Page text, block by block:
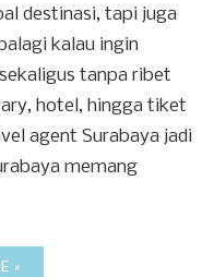
destinasi, tapi juga
kalau ingin
tanpa ribet
hotel, hingga tiket
agent Surabaya jadi
memang
»